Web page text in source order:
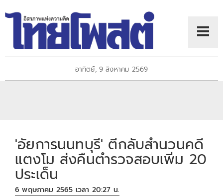
อาทิตย์, 9 สิงหาคม 2569
'อัยการนนทบุรี' ตีกลับสำนวนคดี
แตงโม ส่งคืนตำรวจสอบเพิ่ม 20
ประเด็น
6 พฤษภาคม 2565 เวลา 20:27 น.